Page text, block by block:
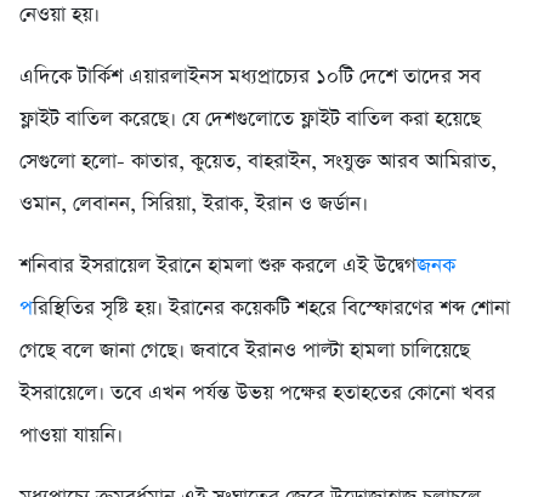
নেওয়া হয়।
এদিকে টার্কিশ এয়ারলাইনস মধ্যপ্রাচ্যের ১০টি দেশে তাদের সব
ফ্লাইট বাতিল করেছে। যে দেশগুলোতে ফ্লাইট বাতিল করা হয়েছে
সেগুলো হলো- কাতার, কুয়েত, বাহরাইন, সংযুক্ত আরব আমিরাত,
ওমান, লেবানন, সিরিয়া, ইরাক, ইরান ও জর্ডান।
শনিবার ইসরায়েল ইরানে হামলা শুরু করলে এই উদ্বেগজনক
পরিস্থিতির সৃষ্টি হয়। ইরানের কয়েকটি শহরে বিস্ফোরণের শব্দ শোনা
গেছে বলে জানা গেছে। জবাবে ইরানও পাল্টা হামলা চালিয়েছে
ইসরায়েলে। তবে এখন পর্যন্ত উভয় পক্ষের হতাহতের কোনো খবর
পাওয়া যায়নি।